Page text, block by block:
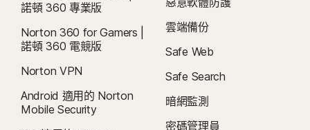
諾頓 360 專業版
Norton 360 for Gamers |
諾頓 360 電競版
Norton VPN
Android 適用的 Norton
Mobile Security
雲端備份
Safe Web
Safe Search
暗網監測
密碼管理員